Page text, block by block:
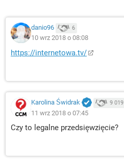
danio96 6
10 wrz 2018 o 08:08
https://internetowa.tv/
Karolina Świdrak 9 019
11 wrz 2018 o 07:45
Czy to legalne przedsięwzięcie?